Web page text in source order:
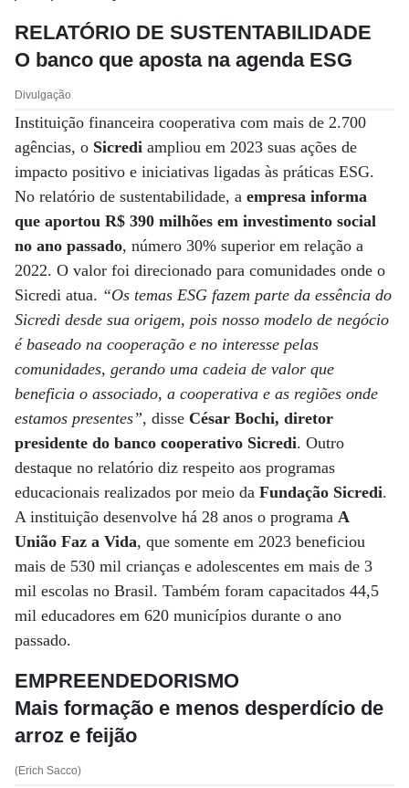
RELATÓRIO DE SUSTENTABILIDADE
O banco que aposta na agenda ESG
Divulgação
Instituição financeira cooperativa com mais de 2.700
agências, o Sicredi ampliou em 2023 suas ações de
impacto positivo e iniciativas ligadas às práticas ESG.
No relatório de sustentabilidade, a empresa informa
que aportou R$ 390 milhões em investimento social
no ano passado, número 30% superior em relação a
2022. O valor foi direcionado para comunidades onde o
Sicredi atua. “Os temas ESG fazem parte da essência do
Sicredi desde sua origem, pois nosso modelo de negócio
é baseado na cooperação e no interesse pelas
comunidades, gerando uma cadeia de valor que
beneficia o associado, a cooperativa e as regiões onde
estamos presentes”, disse César Bochi, diretor
presidente do banco cooperativo Sicredi. Outro
destaque no relatório diz respeito aos programas
educacionais realizados por meio da Fundação Sicredi.
A instituição desenvolve há 28 anos o programa A
União Faz a Vida, que somente em 2023 beneficiou
mais de 530 mil crianças e adolescentes em mais de 3
mil escolas no Brasil. Também foram capacitados 44,5
mil educadores em 620 municípios durante o ano
passado.
EMPREENDEDORISMO
Mais formação e menos desperdício de
arroz e feijão
(Erich Sacco)